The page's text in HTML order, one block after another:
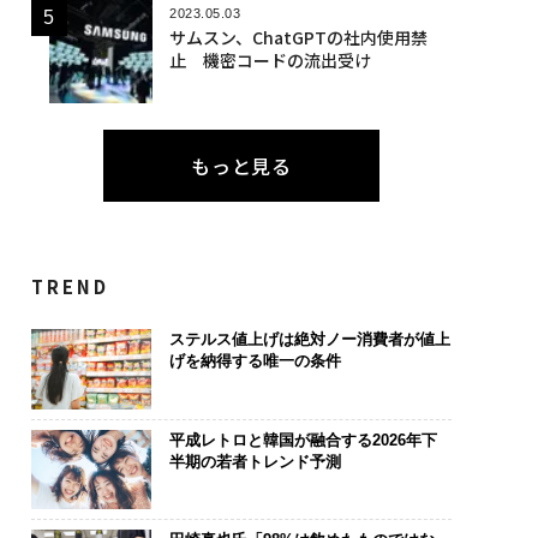
2023.05.03
サムスン、ChatGPTの社内使用禁
止 機密コードの流出受け
もっと見る
TREND
ステルス値上げは絶対ノー消費者が値上
げを納得する唯一の条件
平成レトロと韓国が融合する2026年下
半期の若者トレンド予測